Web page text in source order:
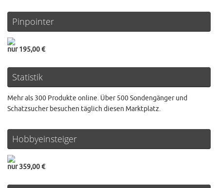
Pinpointer
nur 195,00 €
Statistik
Mehr als 300 Produkte online. Über 500 Sondengänger und
Schatzsucher besuchen täglich diesen Marktplatz.
Hobbyeinsteiger
nur 359,00 €